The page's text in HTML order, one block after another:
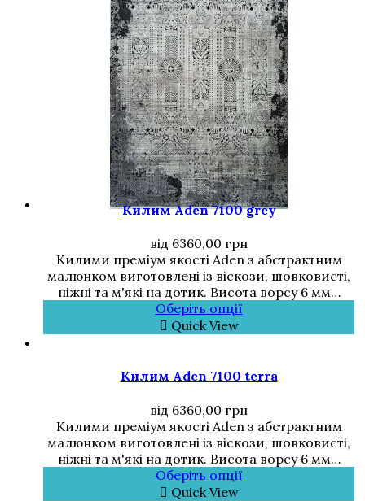
Килим Aden 7100 grey
від 6360,00 грн
Килими преміум якості Aden з абстрактним
малюнком виготовлені із віскози, шовковисті,
ніжні та м'які на дотик. Висота ворсу 6 мм…
Оберіть опції
Quick View
Килим Aden 7100 terra
від 6360,00 грн
Килими преміум якості Aden з абстрактним
малюнком виготовлені із віскози, шовковисті,
ніжні та м'які на дотик. Висота ворсу 6 мм…
Оберіть опції
Quick View